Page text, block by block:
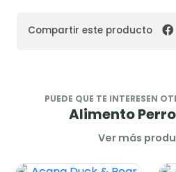
Compartir este producto
PUEDE QUE TE INTERESEN
Alimento
Ver más